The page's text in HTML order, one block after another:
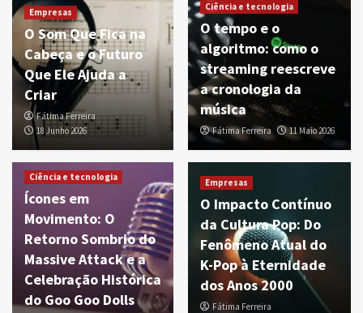
Empresas
O Som Que Fica na
Cabeça e o Futuro
Que Ele Ajuda a
Criar
Fátima Ferreira
18 Junho 2026
Ciência e tecnologia
O tempo e o
algoritmo: como o
streaming reescreve
a cronologia da
música
Fátima Ferreira 11 Maio 2026
Ciência e tecnologia
Ícones em
Movimento: O
Retorno Sombrio do
Massive Attack e a
Celebração Histórica
do Goo Goo Dolls
Empresas
O Impacto Contínuo
da Cultura Pop: Do
Fenômeno Atual do
K-Pop à Eternidade
dos Anos 2000
Fátima Ferreira